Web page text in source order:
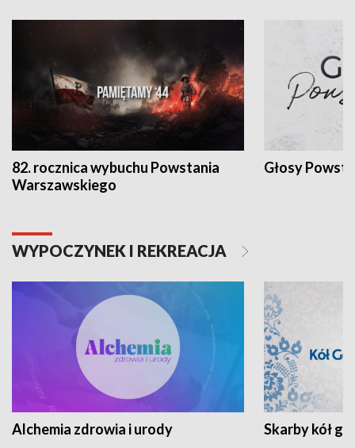
82. rocznica wybuchu Powstania
Warszawskiego
Głosy
WYPOCZYNEK I REKREACJA
Alchemia zdrowia i urody Skarby kół